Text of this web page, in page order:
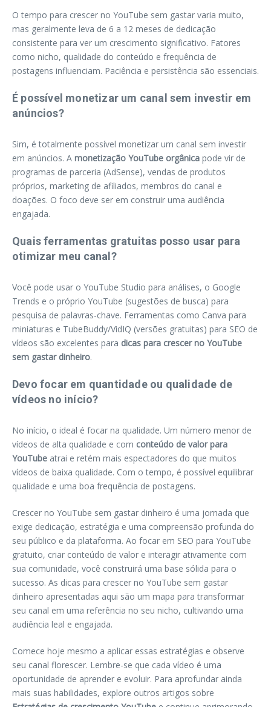
O tempo para crescer no YouTube sem gastar varia muito,
mas geralmente leva de 6 a 12 meses de dedicação
consistente para ver um crescimento significativo. Fatores
como nicho, qualidade do conteúdo e frequência de
postagens influenciam. Paciência e persistência são essenciais.
É possível monetizar um canal sem investir em
anúncios?
Sim, é totalmente possível monetizar um canal sem investir
em anúncios. A monetização YouTube orgânica pode vir de
programas de parceria (AdSense), vendas de produtos
próprios, marketing de afiliados, membros do canal e
doações. O foco deve ser em construir uma audiência
engajada.
Quais ferramentas gratuitas posso usar para
otimizar meu canal?
Você pode usar o YouTube Studio para análises, o Google
Trends e o próprio YouTube (sugestões de busca) para
pesquisa de palavras-chave. Ferramentas como Canva para
miniaturas e TubeBuddy/VidIQ (versões gratuitas) para SEO de
vídeos são excelentes para dicas para crescer no YouTube
sem gastar dinheiro.
Devo focar em quantidade ou qualidade de
vídeos no início?
No início, o ideal é focar na qualidade. Um número menor de
vídeos de alta qualidade e com conteúdo de valor para
YouTube atrai e retém mais espectadores do que muitos
vídeos de baixa qualidade. Com o tempo, é possível equilibrar
qualidade e uma boa frequência de postagens.
Crescer no YouTube sem gastar dinheiro é uma jornada que
exige dedicação, estratégia e uma compreensão profunda do
seu público e da plataforma. Ao focar em SEO para YouTube
gratuito, criar conteúdo de valor e interagir ativamente com
sua comunidade, você construirá uma base sólida para o
sucesso. As dicas para crescer no YouTube sem gastar
dinheiro apresentadas aqui são um mapa para transformar
seu canal em uma referência no seu nicho, cultivando uma
audiência leal e engajada.
Comece hoje mesmo a aplicar essas estratégias e observe
seu canal florescer. Lembre-se que cada vídeo é uma
oportunidade de aprender e evoluir. Para aprofundar ainda
mais suas habilidades, explore outros artigos sobre